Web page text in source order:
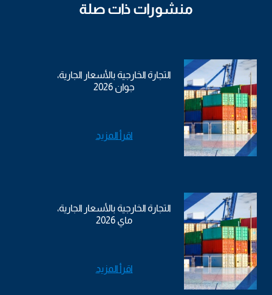
منشورات ذات صلة
التجارة الخارجية بالأسعار الجارية،
جوان 2026
اقرأ المزيد
التجارة الخارجية بالأسعار الجارية،
ماي 2026
اقرأ المزيد